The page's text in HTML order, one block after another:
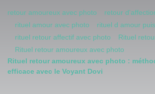
retour amoureux avec photo
retour
rituel amour avec photo
rituel d amour
rituel retour affectif avec photo
Rituel
Rituel retour amoureux avec photo
Rituel retour amoureux avec photo :
efficace avec le Voyant Dovi